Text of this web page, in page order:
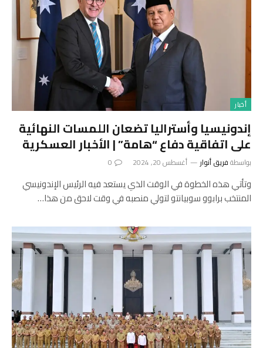
أخبار
إندونيسيا وأستراليا تضعان اللمسات النهائية
على اتفاقية دفاع “هامة” | الأخبار العسكرية
بواسطةفريق أنوار أغسطس 20, 2024 0
وتأتي هذه الخطوة في الوقت الذي يستعد فيه الرئيس الإندونيسي
المنتخب برابوو سوبيانتو لتولي منصبه في وقت لاحق من هذا…